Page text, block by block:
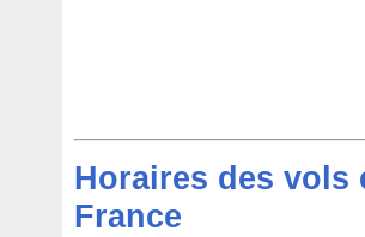
Horaires des vols
France